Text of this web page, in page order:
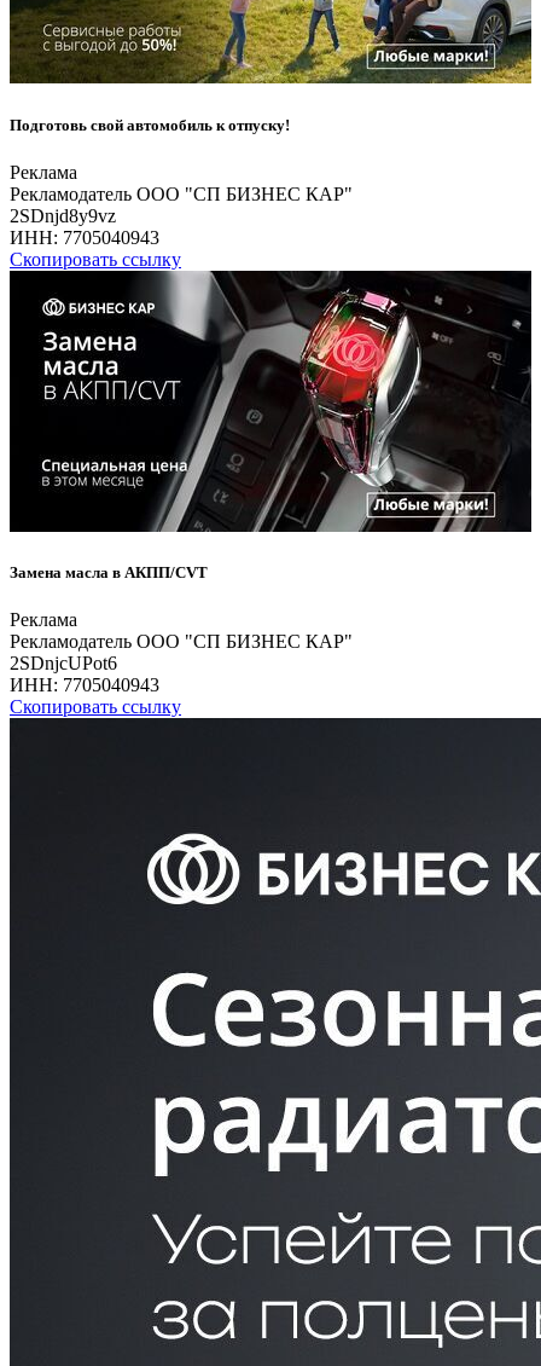
Подготовь свой автомобиль к отпуску!
Реклама
Рекламодатель ООО "СП БИЗНЕС КАР"
2SDnjd8y9vz
ИНН: 7705040943
Скопировать ссылку
Замена масла в АКПП/CVT
Реклама
Рекламодатель ООО "СП БИЗНЕС КАР"
2SDnjcUPot6
ИНН: 7705040943
Скопировать ссылку